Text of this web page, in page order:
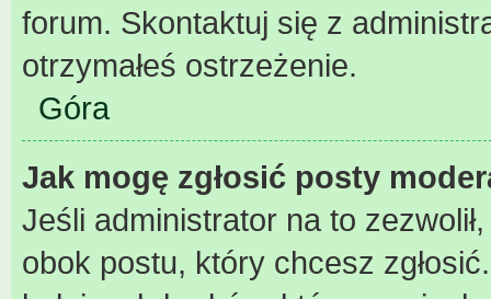
forum. Skontaktuj się z
otrzymałeś ostrzeżenie.
Góra
Jak mogę zgłosić posty
Jeśli administrator na to
obok postu, który chcesz